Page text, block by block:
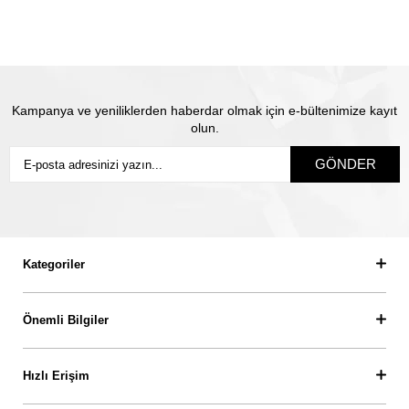
Kampanya ve yeniliklerden haberdar olmak için e-bültenimize kayıt
olun.
GÖNDER
Kategoriler
Önemli Bilgiler
Hızlı Erişim